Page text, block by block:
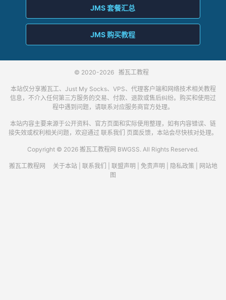
JMS 套餐汇总
JMS 购买教程
© 2020-2026 搬瓦工教程
本站仅分享搬瓦工、Just My Socks、VPS、代理客户端和网络技术相关教程
信息，不介入任何第三方服务的交易、付款、退款或售后纠纷。购买和使用过
程中遇到问题，请联系对应服务商官方处理。
本站内容主要来源于公开资料、官方页面和实际使用整理，如有内容错误、链
接失效或权利相关问题，欢迎通过 联系我们 页面反馈，本站会尽快核对处理。
Copyright © 2026 搬瓦工教程网 BWGSS. All Rights Reserved.
搬瓦工教程网 关于本站| 联系我们 联盟声明 免责声明 隐私政策
网站地
图